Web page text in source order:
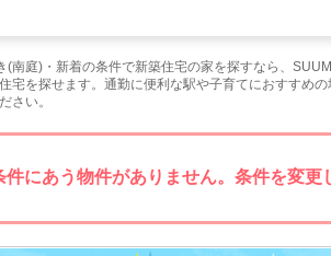
(南庭)・新着の条件で新築住宅の家を探すなら、
宅を探せます。通勤に便利な駅や子育てにおすすめ
さい。
件にあう物件がありません。条件を変更